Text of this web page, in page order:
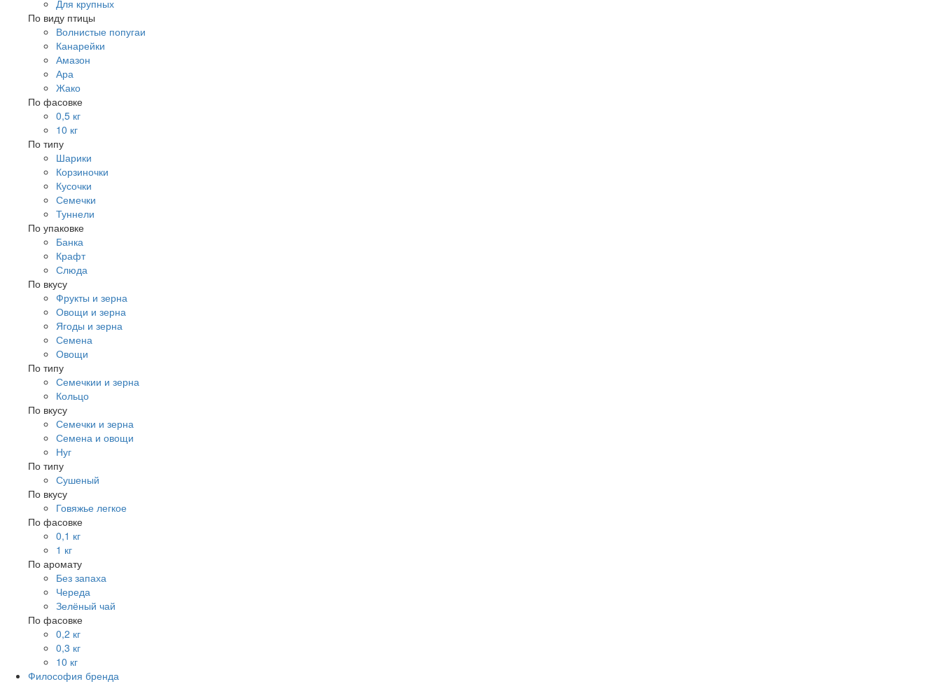
Для крупных
По виду птицы
Волнистые попугаи
Канарейки
Амазон
Ара
Жако
По фасовке
0,5 кг
10 кг
По типу
Шарики
Корзиночки
Кусочки
Семечки
Туннели
По упаковке
Банка
Крафт
Слюда
По вкусу
Фрукты и зерна
Овощи и зерна
Ягоды и зерна
Семена
Овощи
По типу
Семечкии и зерна
Кольцо
По вкусу
Семечки и зерна
Семена и овощи
Нуг
По типу
Сушеный
По вкусу
Говяжье легкое
По фасовке
0,1 кг
1 кг
По аромату
Без запаха
Череда
Зелёный чай
По фасовке
0,2 кг
0,3 кг
10 кг
Философия бренда